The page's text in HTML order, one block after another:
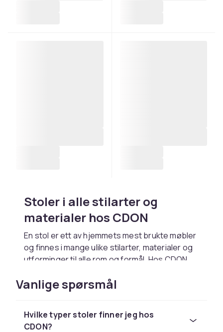
Stoler i alle stilarter og
materialer hos CDON
En stol er ett av hjemmets mest brukte møbler
og finnes i mange ulike stilarter, materialer og
utforminger til alle rom og formål. Hos CDON
kjøkken, kontor, stue og utendørs. Enten du
søker en klassisk trestol, en moderne
du det rette alternativet hos oss.
Vanlige spørsmål
Hvilke typer stoler finner jeg hos
CDON?